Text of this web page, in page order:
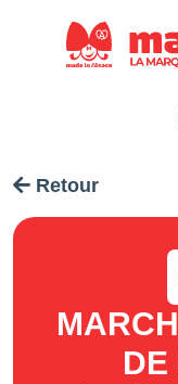
Retour
DE